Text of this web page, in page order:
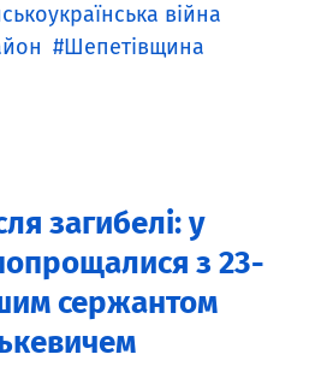
війна
Шепетівщина
загибелі: у
з 23-
сержантом